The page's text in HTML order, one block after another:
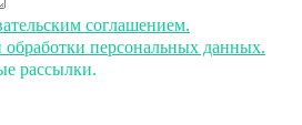
соглашением.
обработки персональных данных.
рассылки.